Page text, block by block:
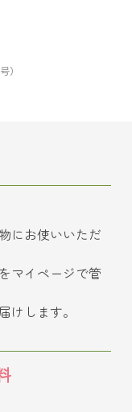
）
にお使いいただ
マイページで管
けします。